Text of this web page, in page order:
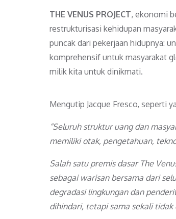
THE VENUS PROJECT, ekonomi
restrukturisasi kehidupan
puncak dari pekerjaan hidupnya:
komprehensif untuk masyarakat
milik kita untuk dinikmati.
Mengutip Jacque Fresco, seperti
“Seluruh struktur uang dan
memiliki otak, pengetahuan,
Salah satu premis dasar The
sebagai warisan bersama dari
degradasi lingkungan dan
dihindari, tetapi sama sekali